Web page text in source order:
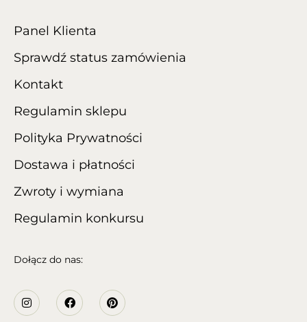
Panel Klienta
Sprawdź status zamówienia
Kontakt
Regulamin sklepu
Polityka Prywatności
Dostawa i płatności
Zwroty i wymiana
Regulamin konkursu
Dołącz do nas: